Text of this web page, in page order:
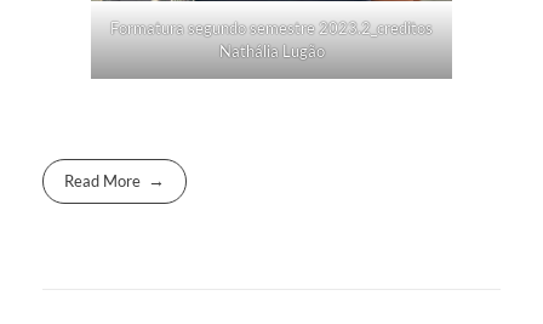
Formatura segundo semestre 2023.2_creditos
Nathália Lugão
Read More